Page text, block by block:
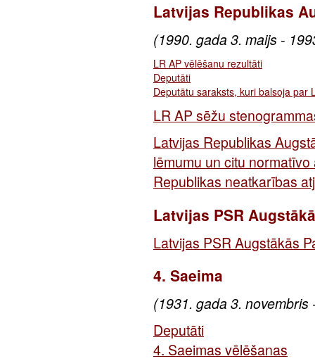
Latvijas Republikas
(1990. gada 3. maijs -
LR AP vēlēšanu rezultāti
Deputāti
Deputātu saraksts, kuri balsoja par
LR AP sēžu
Latvijas Republikas
lēmumu un citu
Republikas neatkarības
Latvijas PSR
Latvijas PSR Augstākās
4. Saeima
(1931. gada 3.
Deputāti
4. Saeimas vēlēšanas